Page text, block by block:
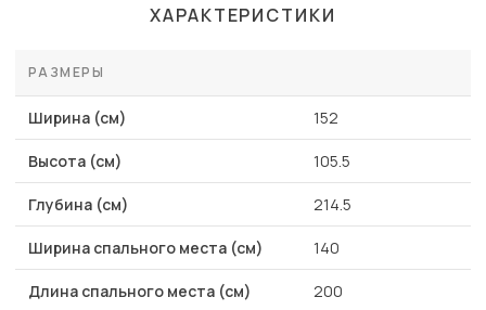
ХАРАКТЕРИСТИКИ
РАЗМЕРЫ
Ширина (см) 152
Высота (см) 105.5
Глубина (см) 214.5
Ширина спального места (см) 140
Длина спального места (см) 200